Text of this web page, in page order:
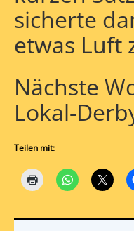
sicherte
etwas Luft
Nächste
Lokal-
Teilen mit: